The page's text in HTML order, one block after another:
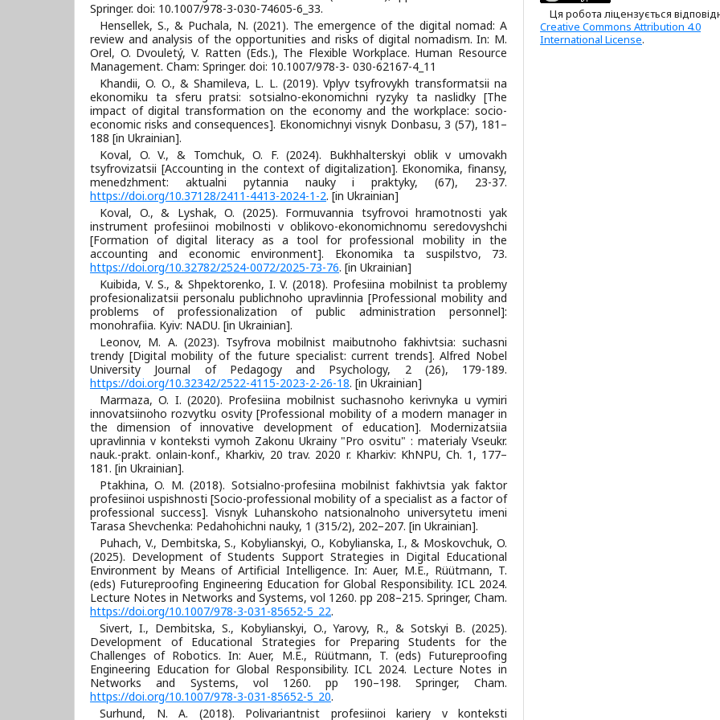
Springer. doi: 10.1007/978-3-030-74605-6_33.
Hensellek, S., & Puchala, N. (2021). The emergence of the digital nomad: A
review and analysis of the opportunities and risks of digital nomadism. In: M.
Orel, O. Dvouletý, V. Ratten (Еds.), The Flexible Workplace. Human Resource
Management. Cham: Springer. doi: 10.1007/978-3- 030-62167-4_11
Khandii, O. O., & Shamileva, L. L. (2019). Vplyv tsyfrovykh transformatsii na
ekonomiku ta sferu pratsi: sotsialno-ekonomichni ryzyky ta naslidky [The
impact of digital transformation on the economy and the workplace: socio-
economic risks and consequences]. Ekonomichnyi visnyk Donbasu, 3 (57), 181–
188 [in Ukrainian].
Koval, O. V., & Tomchuk, O. F. (2024). Bukhhalterskyi oblik v umovakh
tsyfrovizatsii [Accounting in the context of digitalization]. Ekonomika, finansy,
menedzhment: aktualni pytannia nauky i praktyky, (67), 23-37.
https://doi.org/10.37128/2411-4413-2024-1-2. [in Ukrainian]
Koval, O., & Lyshak, O. (2025). Formuvannia tsyfrovoi hramotnosti yak
instrument profesiinoi mobilnosti v oblikovo-ekonomichnomu seredovyshchi
[Formation of digital literacy as a tool for professional mobility in the
accounting and economic environment]. Ekonomika ta suspilstvo, 73.
https://doi.org/10.32782/2524-0072/2025-73-76. [in Ukrainian]
Kuibida, V. S., & Shpektorenko, I. V. (2018). Profesiina mobilnist ta problemy
profesionalizatsii personalu publichnoho upravlinnia [Professional mobility and
problems of professionalization of public administration personnel]:
monohrafiia. Kyiv: NADU. [in Ukrainian].
Leonov, M. A. (2023). Tsyfrova mobilnist maibutnoho fakhivtsia: suchasni
trendy [Digital mobility of the future specialist: current trends]. Alfred Nobel
University Journal of Pedagogy and Psychology, 2 (26), 179-189.
https://doi.org/10.32342/2522-4115-2023-2-26-18. [in Ukrainian]
Marmaza, O. I. (2020). Profesiina mobilnist suchasnoho kerivnyka u vymiri
innovatsiinoho rozvytku osvity [Professional mobility of a modern manager in
the dimension of innovative development of education]. Modernizatsiia
upravlinnia v konteksti vymoh Zakonu Ukrainy "Pro osvitu" : materialy Vseukr.
nauk.-prakt. onlain-konf., Kharkiv, 20 trav. 2020 r. Kharkiv: KhNPU, Ch. 1, 177–
181. [in Ukrainian].
Ptakhina, O. M. (2018). Sotsialno-profesiina mobilnist fakhivtsia yak faktor
profesiinoi uspishnosti [Socio-professional mobility of a specialist as a factor of
professional success]. Visnyk Luhanskoho natsionalnoho universytetu imeni
Tarasa Shevchenka: Pedahohichni nauky, 1 (315/2), 202–207. [in Ukrainian].
Puhach, V., Dembitska, S., Kobylianskyi, O., Kobylianska, I., & Moskovchuk, O.
(2025). Development of Students Support Strategies in Digital Educational
Environment by Means of Artificial Intelligence. In: Auer, M.E., Rüütmann, T.
(eds) Futureproofing Engineering Education for Global Responsibility. ICL 2024.
Lecture Notes in Networks and Systems, vol 1260. pp 208–215. Springer, Cham.
https://doi.org/10.1007/978-3-031-85652-5_22.
Sivert, I., Dembitska, S., Kobylianskyi, O., Yarovy, R., & Sotskyi B. (2025).
Development of Educational Strategies for Preparing Students for the
Challenges of Robotics. In: Auer, M.E., Rüütmann, T. (eds) Futureproofing
Engineering Education for Global Responsibility. ICL 2024. Lecture Notes in
Networks and Systems, vol 1260. pp 190–198. Springer, Cham.
https://doi.org/10.1007/978-3-031-85652-5_20.
Surhund, N. A. (2018). Polivariantnist profesiinoi kariery v konteksti
Ця робота ліцензується
Creative Commons Attribution 4.0
International License.